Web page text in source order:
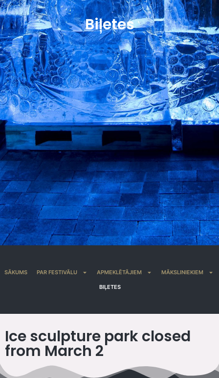
Biļetes
SĀKUMS PAR FESTIVĀLU APMEKLĒTĀJIEM MĀKSLINIEKIEM
BIĻETES
Ice sculpture park closed
from March 2